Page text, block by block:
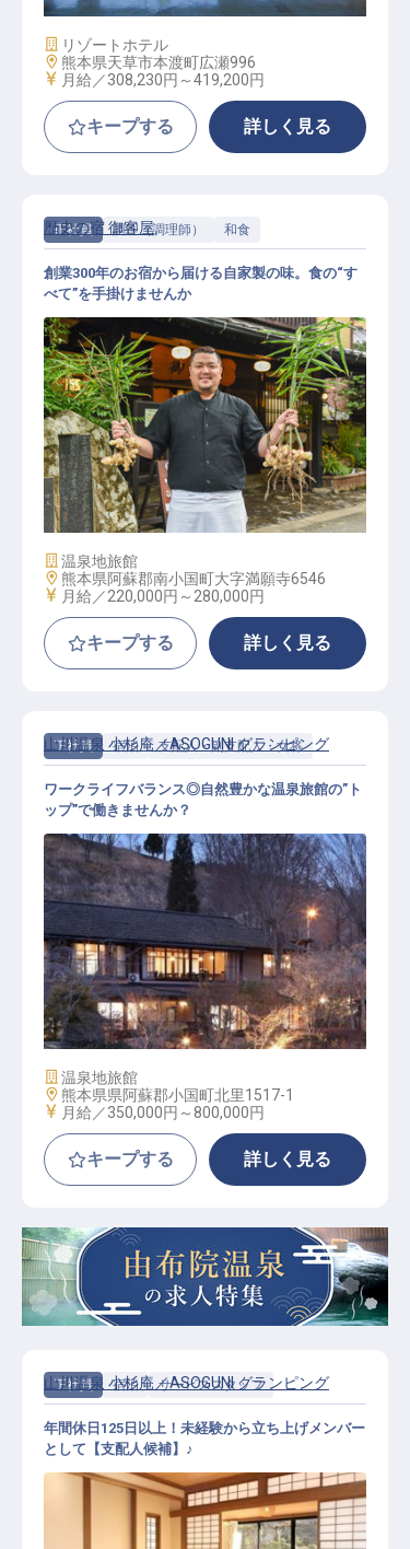
施設業態
リゾートホテル
勤務地
熊本県天草市本渡町広瀬996
給与
月給／308,230円～419,200円
キープする 詳しく見る
正社員 調理（調理師） 和食
和食料理人（社員寮完備／創業300
年／20代活躍中／未経験者大歓迎）
歴史の宿 御客屋
創業300年のお宿から届ける自家製の味。食の“す
べて”を手掛けませんか
施設業態
温泉地旅館
勤務地
熊本県阿蘇郡南小国町大字満願寺6546
給与
月給／220,000円～ 280,000円
キープする 詳しく見る
正社員 宿泊 支配人・副支配人・女将
旅館支配人│年休125日／オープニン
グ／プライベート充実／月給30万～
山川温泉 小杉庵／ASOGUNI グランピング
ワークライフバランス◎自然豊かな温泉旅館の”ト
ップ”で働きませんか？
施設業態
温泉地旅館
勤務地
熊本県県阿蘇郡小国町北里1517-1
給与
月給／350,000円～800,000円
キープする 詳しく見る
正社員 宿泊 サービススタッフ
山川温泉 小杉庵／ASOGUNI グランピング
年間休日125日以上！未経験から立ち上げメンバー
として【支配人候補】♪